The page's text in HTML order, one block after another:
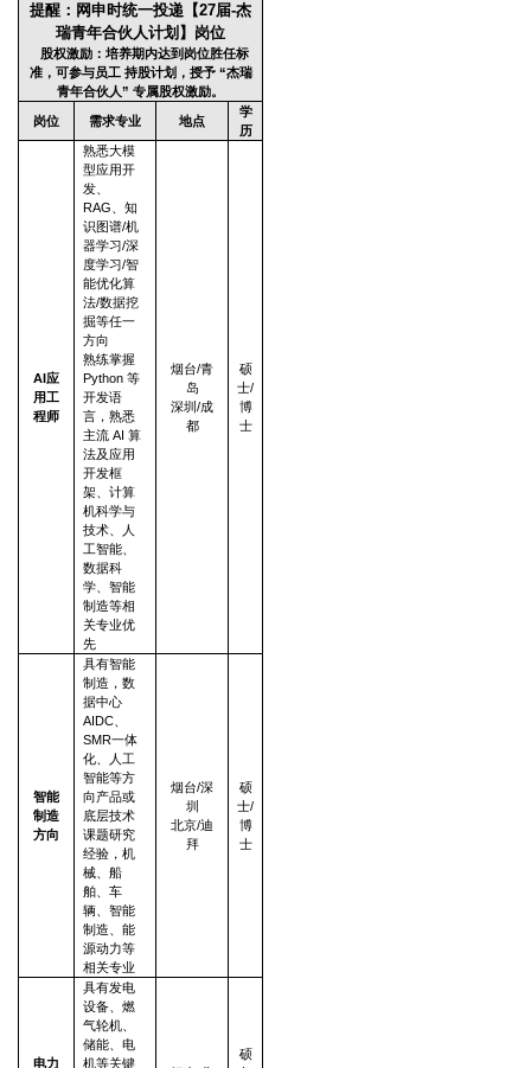
提醒：网申时统一投递【27届-杰
瑞青年合伙人计划】岗位
股权激励：培养期内达到岗位胜任标
准，可参与员工 持股计划，授予 “杰瑞
青年合伙人” 专属股权激励。
岗位 需求专业 地点
学
历
AI应
用工
程师
熟悉大模
型应用开
发、
RAG、知
识图谱/机
器学习/深
度学习/智
能优化算
法/数据挖
掘等任一
方向
熟练掌握
Python 等
开发语
言，熟悉
主流 AI 算
法及应用
开发框
架、计算
机科学与
技术、人
工智能、
数据科
学、智能
制造等相
关专业优
先
烟台/青
岛
深圳/成
都
硕
士/
博
士
智能
制造
方向
具有智能
制造，数
据中心
AIDC、
SMR一体
化、人工
智能等方
向产品或
底层技术
课题研究
经验，机
械、船
舶、车
辆、智能
制造、能
源动力等
相关专业
烟台/深
圳
北京/迪
拜
硕
士/
博
士
电力
具有发电
设备、燃
气轮机、
储能、电
机等关键
硕